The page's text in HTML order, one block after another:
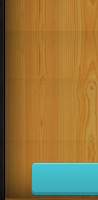
كتب 1991
كتب 1987
كتب 1983
كتب 1979
كتب 1975
كتب 1971